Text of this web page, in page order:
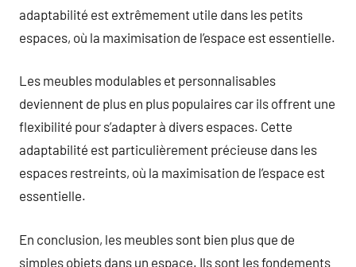
adaptabilité est extrêmement utile dans les petits
espaces, où la maximisation de l’espace est essentielle.
Les meubles modulables et personnalisables
deviennent de plus en plus populaires car ils offrent une
flexibilité pour s’adapter à divers espaces. Cette
adaptabilité est particulièrement précieuse dans les
espaces restreints, où la maximisation de l’espace est
essentielle.
En conclusion, les meubles sont bien plus que de
simples objets dans un espace. Ils sont les fondements